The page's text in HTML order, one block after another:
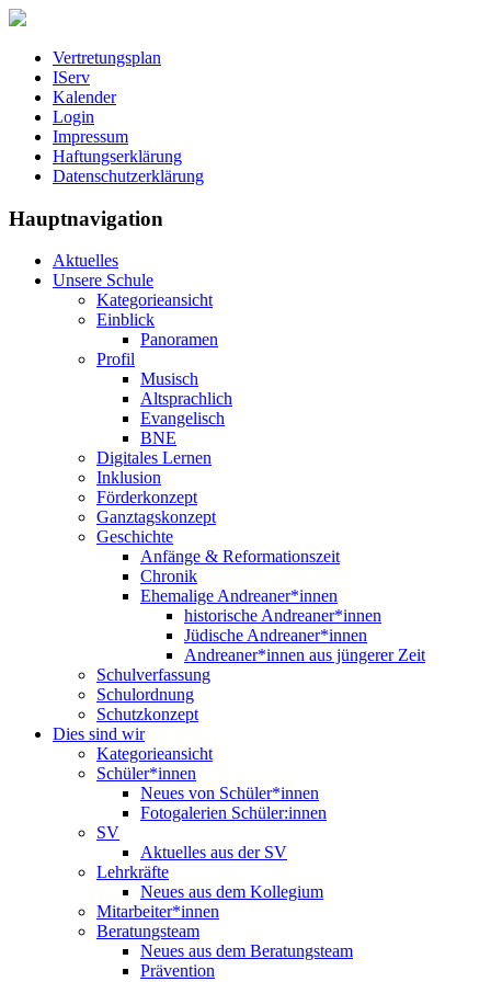
Vertretungsplan
IServ
Kalender
Login
Impressum
Haftungserklärung
Datenschutzerklärung
Hauptnavigation
Aktuelles
Unsere Schule
Kategorieansicht
Einblick
Panoramen
Profil
Musisch
Altsprachlich
Evangelisch
BNE
Digitales Lernen
Inklusion
Förderkonzept
Ganztagskonzept
Geschichte
Anfänge & Reformationszeit
Chronik
Ehemalige Andreaner*innen
historische Andreaner*innen
Jüdische Andreaner*innen
Andreaner*innen aus jüngerer Zeit
Schulverfassung
Schulordnung
Schutzkonzept
Dies sind wir
Kategorieansicht
Schüler*innen
Neues von Schüler*innen
Fotogalerien Schüler:innen
SV
Aktuelles aus der SV
Lehrkräfte
Neues aus dem Kollegium
Mitarbeiter*innen
Beratungsteam
Neues aus dem Beratungsteam
Prävention